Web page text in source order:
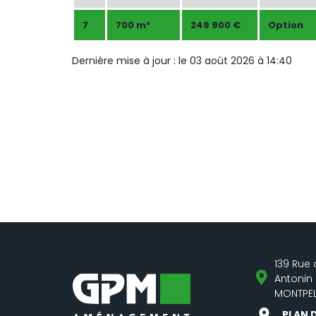
7 700 m² 249 900 € Option
Dernière mise à jour : le 03 août 2026 à 14:40
139
Antonin